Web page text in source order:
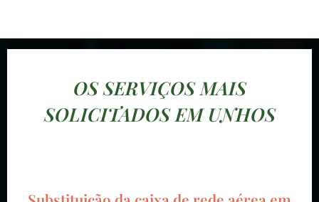
OS SERVIÇOS MAIS
SOLICITADOS EM UNHOS